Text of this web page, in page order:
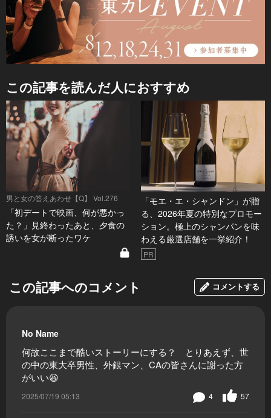
この記事を読んだ人におすすめ
男と女の答えあわせ【Q】 Vol.276
「初デートで映画、何が悪かっ
た？」見終わったあと、夕食の
誘いを女が断ったワケ
「モエ・エ・シャンドン」が贈
る、2026年夏の特別なプロモー
ション。極上のシャンパンを味
わえる厳選店舗を一挙紹介！
PR
この記事へのコメント コメントする
No Name
何故ここまで酷いストーリーにする？ とりあえず、世
の中の東大卒男性、外銀マン、CAの皆さんに謝った方
がいい😆
2025/07/19 05:13 57
4